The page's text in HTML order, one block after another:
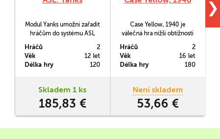
Modul Yanks umožní zařadit
hráčům do systému ASL
všech druhoválečných
Hráčů
2
Věk
12 let
Délka hry
120
Skladem 1 ks
185,83 €
Case Yellow, 1940 je
válečná hra nižší obtížnosti
her), přesto však plná
historických detailů. Zabývá
se tzv. 2. blitzkriegem, tedy
Německým útokem na
Francii.
Hráčů
2
Věk
16 let
Délka hry
180
Není skladem
53,66 €
❯